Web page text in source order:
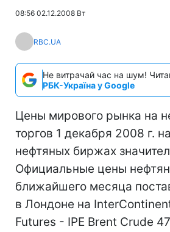
08:56 02.12.2008 Вт
RBC.UA
Не витрачай час на шум!
РБК-Україна у Google
Цены мирового рынка на
торгов 1 декабря 2008 г.
нефтяных биржах
Официальные цены
ближайшего месяца
в Лондоне на
Futures - IPE Brent Crude